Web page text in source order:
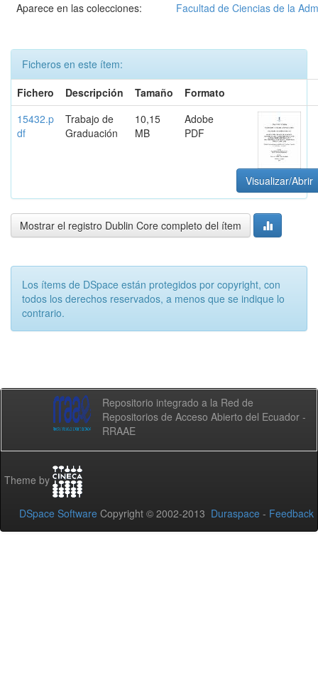
Aparece en las colecciones:
Facultad de Ciencias de la
Ficheros en este ítem:
Fichero
Descripción Tamaño
Formato
15432.p
df
Trabajo de
Graduación
10,15
MB
Adobe
PDF
Visualizar/Abrir
Mostrar el registro Dublin Core completo del ítem
Los ítems de DSpace están protegidos por copyright, con
todos los derechos reservados, a menos que se indique lo
contrario.
Repositorio integrado a la Red de
Repositorios de Acceso Abierto del Ecuador -
RRAAE
Theme by
DSpace Software Copyright © 2002-2013 Duraspace - Feedback